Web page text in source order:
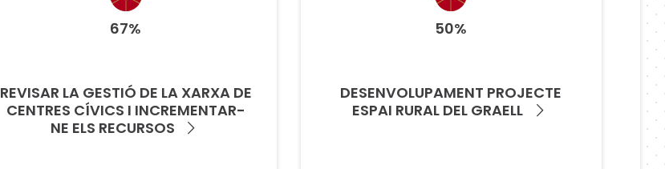
67%
REVISAR LA GESTIÓ DE LA XARXA DE
CENTRES CÍVICS I INCREMENTAR-
NE ELS RECURSOS
50%
DESENVOLUPAMENT PROJECTE
ESPAI RURAL DEL GRAELL